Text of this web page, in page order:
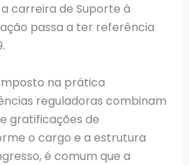
a carreira de Suporte à
passa a ter referência
na prática
reguladoras combinam
gratificações de
o cargo e a estrutura
é comum que a